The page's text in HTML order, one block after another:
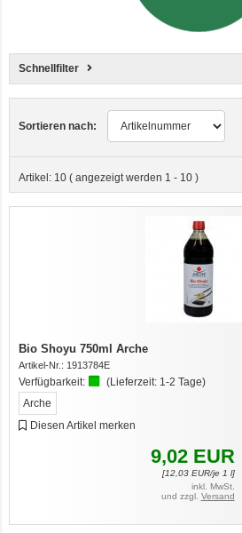
Schnellfilter
Sortieren nach:
Artikel: 10 ( angezeigt werden 1 - 10)
Bio Shoyu 750ml Arche
Artikel-Nr.: 1913784E
Verfügbarkeit: (Lieferzeit: 1-2 Tage)
Arche
Diesen Artikel merken
9,02 EUR
[12,03EUR/je 1 l]
inkl. MwSt.
und zzgl. Versand